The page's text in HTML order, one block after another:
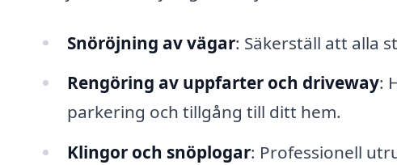
Snöröjning av vägar: Säkerställ att alla
Rengöring av uppfarter och driveway:
parkering och tillgång till ditt hem.
Klingor och snöplogar: Professionell